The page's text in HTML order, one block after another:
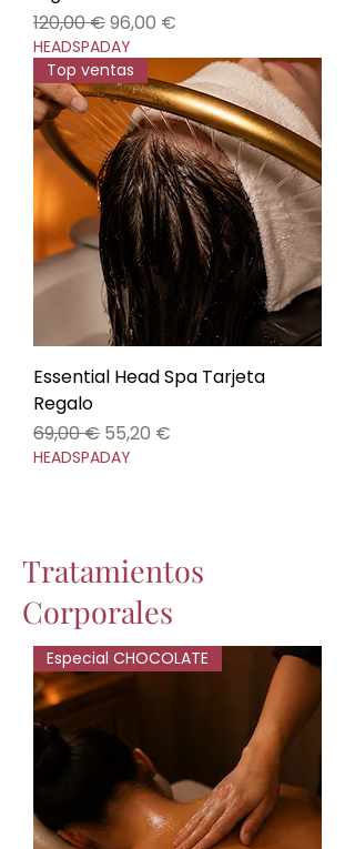
Precio
120,00 €Precio de oferta
96,00 €
HEADSPADAY
Top ventas
Essential Head Spa Tarjeta
Regalo
Precio
69,00 € Precio de oferta
55,20 €
HEADSPADAY
Especial CHOCOLATE
Tratamientos
Corporales